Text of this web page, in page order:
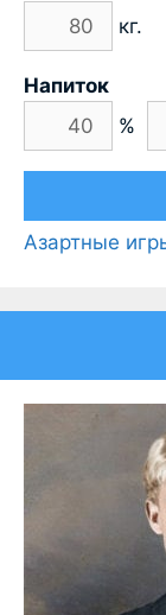
кг.
Напиток
%
Азартные